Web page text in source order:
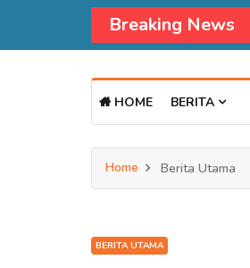
Breaking News
HOME BERITA
Home Berita Utama
BERITA UTAMA